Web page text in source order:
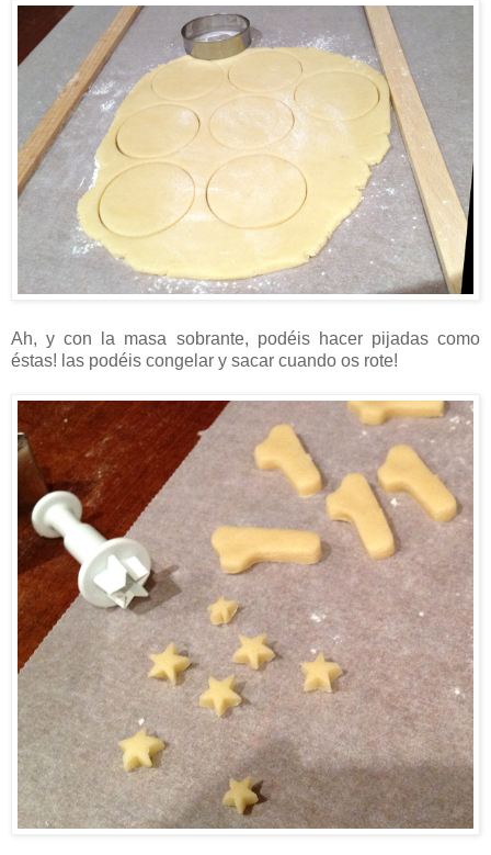
Ah, y con la masa sobrante, podéis hacer pijadas como
éstas! las podéis congelar y sacar cuando os rote!